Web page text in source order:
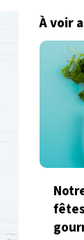
À voir